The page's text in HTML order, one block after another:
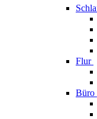
Flur
Büro